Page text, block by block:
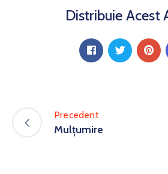
Distribuie Acest
Precedent
Mulțumire